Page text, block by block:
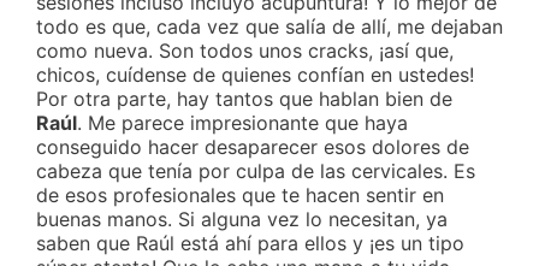
todo es que, cada vez que salía de allí, me dejaban
como nueva. Son todos unos cracks, ¡así que,
chicos, cuídense de quienes confían en ustedes!
Por otra parte, hay tantos que hablan bien de
Raúl. Me parece impresionante que haya
conseguido hacer desaparecer esos dolores de
cabeza que tenía por culpa de las cervicales. Es
de esos profesionales que te hacen sentir en
buenas manos. Si alguna vez lo necesitan, ya
saben que Raúl está ahí para ellos y ¡es un tipo